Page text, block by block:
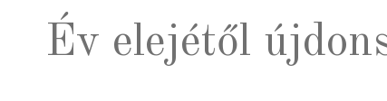
Év elejétől